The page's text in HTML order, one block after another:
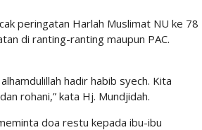
peringatan Harlah Muslimat NU ke 78
di ranting-ranting maupun PAC.
hadir habib syech. Kita
rohani,” kata Hj. Mundjidah.
doa restu kepada ibu-ibu